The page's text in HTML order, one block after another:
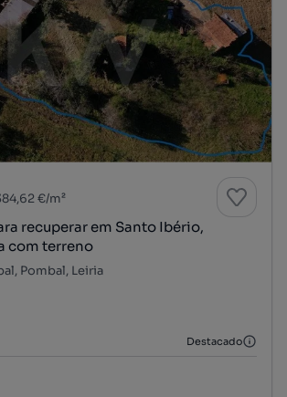
€/m²
recuperar em Santo Ibério,
com terreno
Pombal, Leiria
quadrado
Destacado